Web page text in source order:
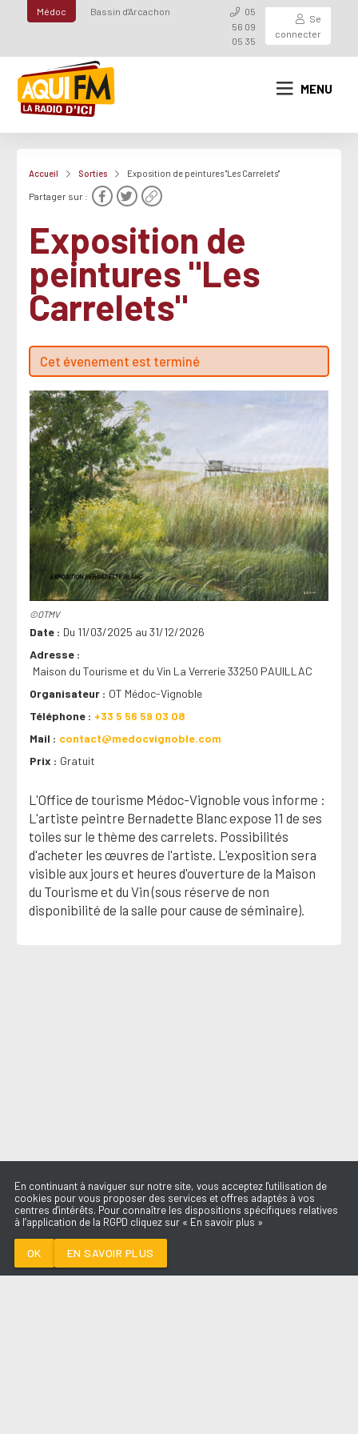
Médoc Bassin d'Arcachon
05
56 09
05 35
Se
connecter
MENU
Accueil Sorties Exposition de peintures "Les Carrelets"
Partager sur :
Exposition de
peintures "Les
Carrelets"
Cet évenement est terminé
©OTMV
Date
Du 11/03/2025 au 31/12/2026
Adresse
Maison du Tourisme et du Vin La Verrerie 33250 PAUILLAC
Organisateur
OT Médoc-Vignoble
Téléphone
+33 5 56 59 03 08
Mail
contact@medocvignoble.com
Prix
Gratuit
L'Office de tourisme Médoc-Vignoble vous informe :
L'artiste peintre Bernadette Blanc expose 11 de ses
toiles sur le thème des carrelets. Possibilités
d'acheter les œuvres de l'artiste. L'exposition sera
visible aux jours et heures d'ouverture de la Maison
du Tourisme et du Vin (sous réserve de non
disponibilité de la salle pour cause de séminaire).
En continuant à naviguer sur notre site, vous acceptez l'utilisation de
cookies pour vous proposer des services et offres adaptés à vos
centres d'intérêts. Pour connaître les dispositions spécifiques relatives
à l’application de la RGPD cliquez sur « En savoir plus »
OK EN SAVOIR PLUS